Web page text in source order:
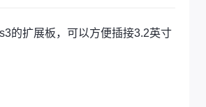
的扩展板，可以方便插接3.2英寸